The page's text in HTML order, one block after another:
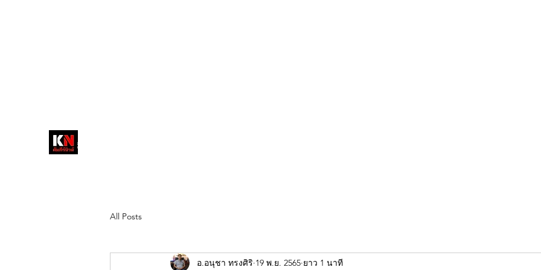
วส์
สื่อลึกวงการสงฆ์ เจาะตรงพระเครื่อง
All Posts
อ.อนุชา ทรงศิริ 19 พ.ย. 2565 ยาว 1 นาที